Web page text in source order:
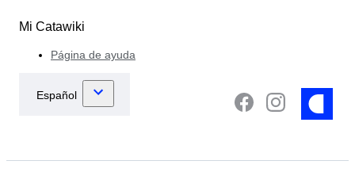
Mi Catawiki
Página de ayuda